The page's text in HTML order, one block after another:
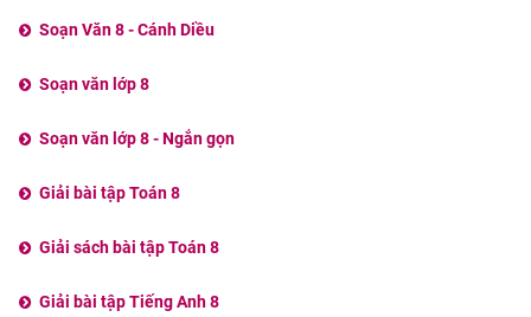
Soạn Văn 8 - Cánh Diều
Soạn văn lớp 8
Soạn văn lớp 8 - Ngắn gọn
Giải bài tập Toán 8
Giải sách bài tập Toán 8
Giải bài tập Tiếng Anh 8